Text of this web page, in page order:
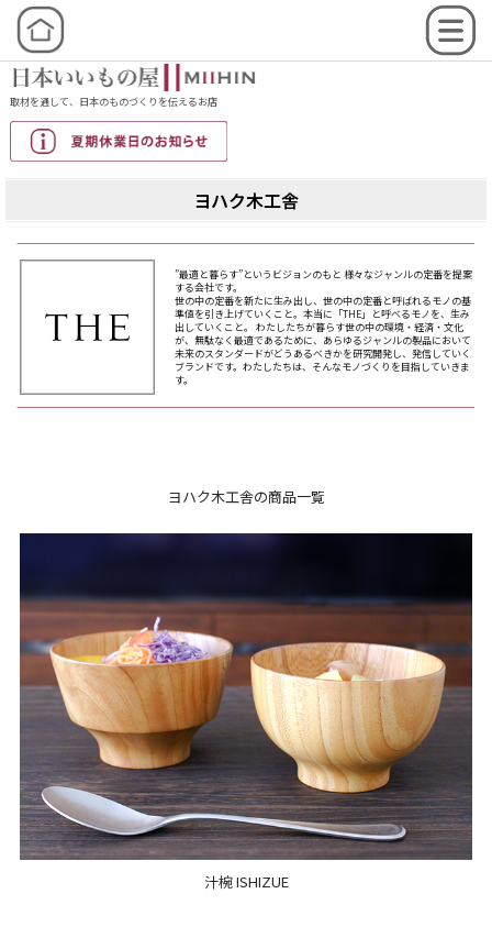
取材を通して、日本のものづくりを伝えるお店
ヨハク木工舎
”最適と暮らす”というビジョンのもと 様々なジャンルの定番を提案
する会社です。
世の中の定番を新たに生み出し、世の中の定番と呼ばれるモノの基
準値を引き上げていくこと。本当に「THE」と呼べるモノを、生み
出していくこと。 わたしたちが暮らす世の中の環境・経済・文化
が、無駄なく最適であるために、あらゆるジャンルの製品において
未来のスタンダードがどうあるべきかを研究開発し、発信していく
ブランドです。わたしたちは、そんなモノづくりを目指していきま
す。
ヨハク木工舎の商品一覧
汁椀 ISHIZUE